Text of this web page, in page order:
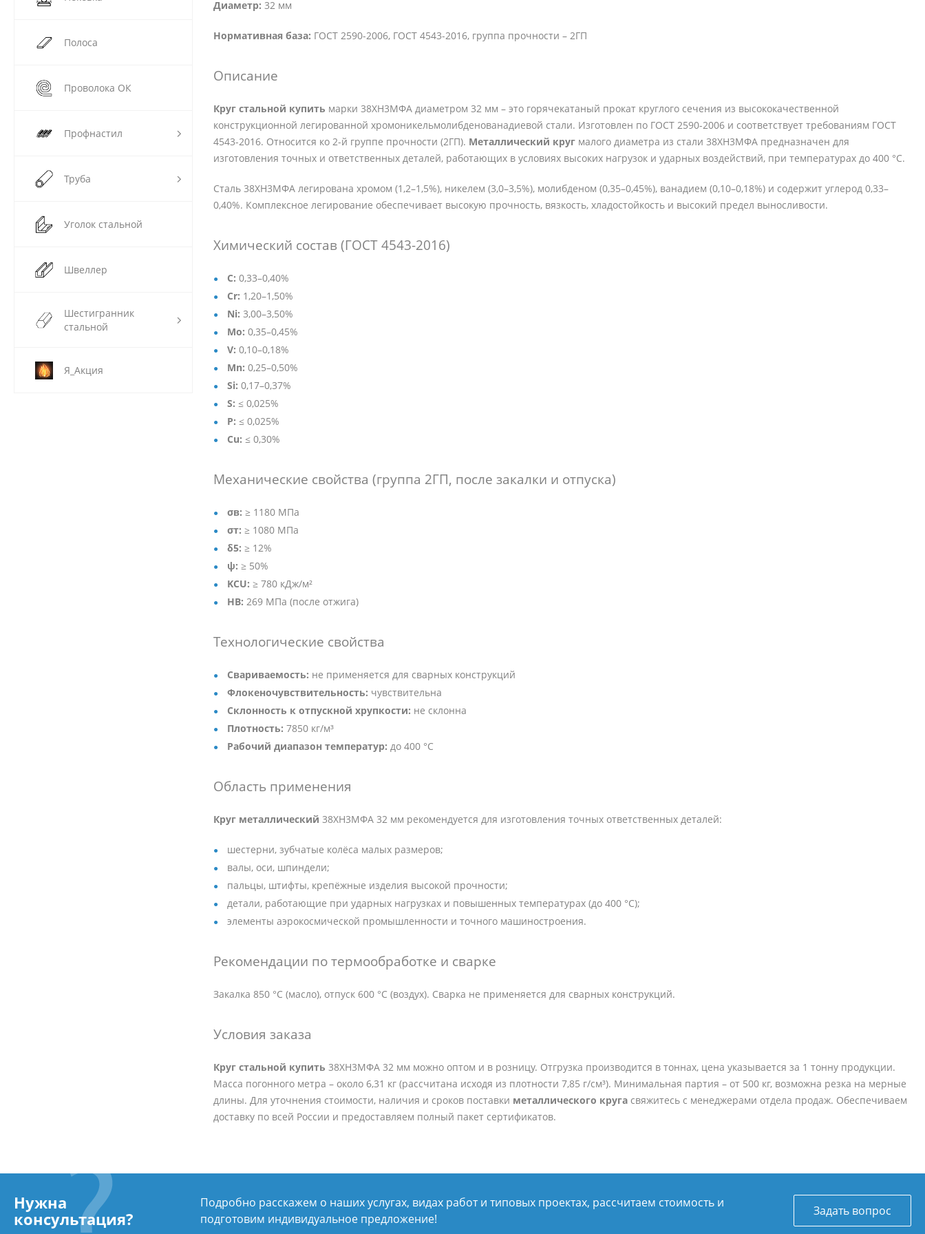
Полоса
Проволока ОК
Профнастил
Труба
Уголок стальной
Швеллер
Шестигранник
стальной
Я_Акция
Диаметр: 32 мм
Нормативная база: ГОСТ 2590-2006, ГОСТ 4543-2016, группа прочности – 2ГП
Описание
Круг стальной купить марки 38ХН3МФА диаметром 32 мм – это горячекатаный прокат круглого сечения из высококачественной
конструкционной легированной хромоникельмолибденованадиевой стали. Изготовлен по ГОСТ 2590-2006 и соответствует требованиям ГОСТ
4543-2016. Относится ко 2-й группе прочности (2ГП). Металлический круг малого диаметра из стали 38ХН3МФА предназначен для
изготовления точных и ответственных деталей, работающих в условиях высоких нагрузок и ударных воздействий, при температурах до 400 °C.
Сталь 38ХН3МФА легирована хромом (1,2–1,5%), никелем (3,0–3,5%), молибденом (0,35–0,45%), ванадием (0,10–0,18%) и содержит углерод 0,33–
0,40%. Комплексное легирование обеспечивает высокую прочность, вязкость, хладостойкость и высокий предел выносливости.
Химический состав (ГОСТ 4543-2016)
C: 0,33–0,40%
Cr: 1,20–1,50%
Ni: 3,00–3,50%
Mo: 0,35–0,45%
V: 0,10–0,18%
Mn: 0,25–0,50%
Si: 0,17–0,37%
S: ≤ 0,025%
P: ≤ 0,025%
Cu: ≤ 0,30%
Механические свойства (группа 2ГП, после закалки и отпуска)
σв: ≥ 1180 МПа
σт: ≥ 1080 МПа
δ5: ≥ 12%
ψ: ≥ 50%
KCU: ≥ 780 кДж/м²
HB: 269 МПа (после отжига)
Технологические свойства
Свариваемость: не применяется для сварных конструкций
Флокеночувствительность: чувствительна
Склонность к отпускной хрупкости: не склонна
Плотность: 7850 кг/м³
Рабочий диапазон температур: до 400 °C
Область применения
Круг металлический 38ХН3МФА 32 мм рекомендуется для изготовления точных ответственных деталей:
шестерни, зубчатые колёса малых размеров;
валы, оси, шпиндели;
пальцы, штифты, крепёжные изделия высокой прочности;
детали, работающие при ударных нагрузках и повышенных температурах (до 400 °C);
элементы аэрокосмической промышленности и точного машиностроения.
Рекомендации по термообработке и сварке
Закалка 850 °C (масло), отпуск 600 °C (воздух). Сварка не применяется для сварных конструкций.
Условия заказа
Круг стальной купить 38ХН3МФА 32 мм можно оптом и в розницу. Отгрузка производится в тоннах, цена указывается за 1 тонну продукции.
Масса погонного метра – около 6,31 кг (рассчитана исходя из плотности 7,85 г/см³). Минимальная партия – от 500 кг, возможна резка на мерные
длины. Для уточнения стоимости, наличия и сроков поставки металлического круга свяжитесь с менеджерами отдела продаж. Обеспечиваем
доставку по всей России и предоставляем полный пакет сертификатов.
Нужна
консультация?
Подробно расскажем о наших услугах, видах работ и типовых проектах, рассчитаем стоимость и
подготовим индивидуальное предложение!
Задать вопрос